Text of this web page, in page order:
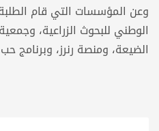
وعن المؤسسات التي قام
الوطني للبحوث الزراعية،
الضيعة، ومنصة رنرز، وبرنامج